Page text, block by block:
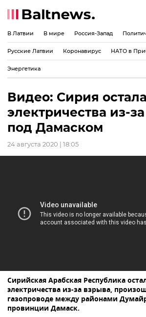
В Латвии В мире Россия-Запад
Русские Латвии Коронавирус НАТО в
Энергетика
Видео: Сирия
электричества из-
под Дамаском
24 августа 2020 | 18:05
Сирийская Арабская Республика
электричества из-за взрыва,
газопроводе между районами
провинции Дамаск.